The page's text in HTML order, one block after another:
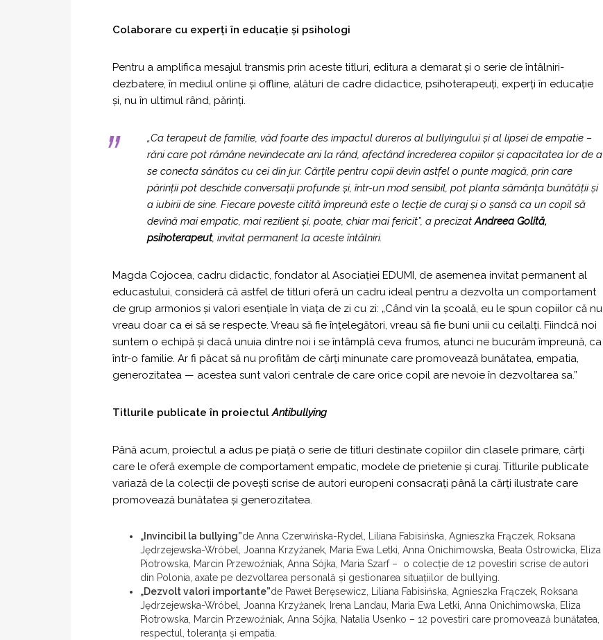
Colaborare cu experți în educație și psihologi
Pentru a amplifica mesajul transmis prin aceste titluri, editura a demarat și o serie de întâlniri-
dezbatere, în mediul online și offline, alături de cadre didactice, psihoterapeuți, experți în educație
și, nu în ultimul rând, părinți.
„Ca terapeut de familie, văd foarte des impactul dureros al bullyingului și al lipsei de empatie –
răni care pot rămâne nevindecate ani la rând, afectând încrederea copiilor și capacitatea lor de a
se conecta sănătos cu cei din jur. Cărțile pentru copii devin astfel o punte magică, prin care
părinții pot deschide conversații profunde și, într-un mod sensibil, pot planta sămânța bunătății și
a iubirii de sine. Fiecare poveste citită împreună este o lecție de curaj și o șansă ca un copil să
devină mai empatic, mai rezilient și, poate, chiar mai fericit”, a precizatAndreea Golită,
psihoterapeut, invitat permanent la aceste întâlniri.
Magda Cojocea, cadru didactic, fondator al Asociației EDUMI, de asemenea invitat permanent al
educastului, consideră că astfel de titluri oferă un cadru ideal pentru a dezvolta un comportament
de grup armonios și valori esențiale în viața de zi cu zi: „Când vin la școală, eu le spun copiilor că nu
vreau doar ca ei să se respecte. Vreau să fie înțelegători, vreau să fie buni unii cu ceilalți. Fiindcă noi
suntem o echipă și dacă unuia dintre noi i se întâmplă ceva frumos, atunci ne bucurăm împreună, ca
într-o familie. Ar fi păcat să nu profităm de cărți minunate care promovează bunătatea, empatia,
generozitatea — acestea sunt valori centrale de care orice copil are nevoie în dezvoltarea sa.”
Titlurile publicate în proiectulAntibullying
Până acum, proiectul a adus pe piață o serie de titluri destinate copiilor din clasele primare, cărți
care le oferă exemple de comportament empatic, modele de prietenie și curaj. Titlurile publicate
variază de la colecții de povești scrise de autori europeni consacrați până la cărți ilustrate care
promovează bunătatea și generozitatea.
„Invincibil la bullying”de Anna Czerwińska-Rydel, Liliana Fabisińska, Agnieszka Frączek, Roksana
Jędrzejewska-Wróbel, Joanna Krzyżanek, Maria Ewa Letki, Anna Onichimowska, Beata Ostrowicka, Eliza
Piotrowska, Marcin Przewoźniak, Anna Sójka, Maria Szarf – o colecție de 12 povestiri scrise de autori
din Polonia, axate pe dezvoltarea personală și gestionarea situațiilor de bullying.
„Dezvolt valori importante”de Paweł Beręsewicz, Liliana Fabisińska, Agnieszka Frączek, Roksana
Jędrzejewska-Wróbel, Joanna Krzyżanek, Irena Landau, Maria Ewa Letki, Anna Onichimowska, Eliza
Piotrowska, Marcin Przewoźniak, Anna Sójka, Natalia Usenko – 12 povestiri care promovează bunătatea,
respectul, toleranța și empatia.